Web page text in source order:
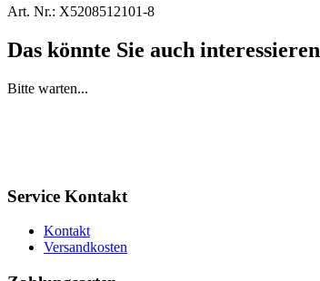
Art. Nr.: X5208512101-8
Das könnte Sie auch interessieren
Bitte warten...
Service Kontakt
Kontakt
Versandkosten